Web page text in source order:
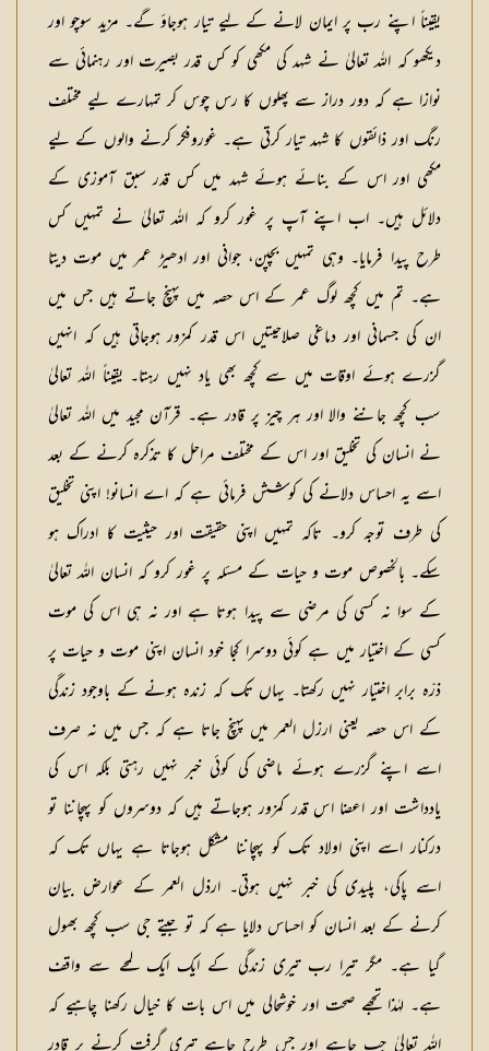
یقیناً اپنے رب پر ایمان لانے کے لیے تیار ہوجاؤ گے۔ مزید سوچو اور
دیکھو کہ اللہ تعالیٰ نے شہد کی مکھی کو کس قدر بصیرت اور رہنمائی سے
نوازا ہے کہ دور دراز سے پھلوں کا رس چوس کر تمہارے لیے مختلف
رنگ اور ذائقوں کا شہد تیار کرتی ہے۔ غوروفکر کرنے والوں کے لیے
مکھی اور اس کے بنائے ہوئے شہد میں کس قدر سبق آموزی کے
دلائل ہیں۔ اب اپنے آپ پر غور کرو کہ اللہ تعالیٰ نے تمہیں کس
طرح پیدا فرمایا۔ وہی تمہیں بچپن، جوانی اور ادھیڑ عمر میں موت دیتا
ہے۔ تم میں کچھ لوگ عمر کے اس حصہ میں پہنچ جاتے ہیں جس میں
ان کی جسمانی اور دماغی صلاحیتیں اس قدر کمزور ہوجاتی ہیں کہ انہیں
گزرے ہوئے اوقات میں سے کچھ بھی یاد نہیں رہتا۔ یقیناً اللہ تعالیٰ
سب کچھ جاننے والا اور ہر چیز پر قادر ہے۔ قرآن مجید میں اللہ تعالیٰ
نے انسان کی تخلیق اور اس کے مختلف مراحل کا تذکرہ کرنے کے بعد
اسے یہ احساس دلانے کی کوشش فرمائی ہے کہ اے انسانو! اپنی تخلیق
کی طرف توجہ کرو۔ تاکہ تمہیں اپنی حقیقت اور حیثیت کا ادراک ہو
سکے۔ بالخصوص موت و حیات کے مسئلہ پر غور کرو کہ انسان اللہ تعالیٰ
کے سوا نہ کسی کی مرضی سے پیدا ہوتا ہے اور نہ ہی اس کی موت
کسی کے اختیار میں ہے کوئی دوسرا کجا خود انسان اپنی موت و حیات پر
ذرّہ برابر اختیار نہیں رکھتا۔ یہاں تک کہ زندہ ہونے کے باوجود زندگی
کے اس حصہ یعنی ارزل العمر میں پہنچ جاتا ہے کہ جس میں نہ صرف
اسے اپنے گزرے ہوئے ماضی کی کوئی خبر نہیں رہتی بلکہ اس کی
یادداشت اور اعضا اس قدر کمزور ہوجاتے ہیں کہ دوسروں کو پہچاننا تو
درکنار اسے اپنی اولاد تک کو پہچاننا مشکل ہوجاتا ہے یہاں تک کہ
اسے پاکی، پلیدی کی خبر نہیں ہوتی۔ ارذل العمر کے عوارض بیان
کرنے کے بعد انسان کو احساس دلایا ہے کہ تو جیتے جی سب کچھ بھول
گیا ہے۔ مگر تیرا رب تیری زندگی کے ایک ایک لمحے سے واقف
ہے۔ لہٰذا تجھے صحت اور خوشحالی میں اس بات کا خیال رکھنا چاہیے کہ
اللہ تعالیٰ جب چاہے اور جس طرح چاہے تیری گرفت کرنے پر قادر